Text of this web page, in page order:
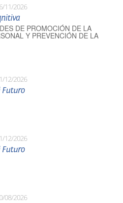
11/2026
DE PROMOCIÓN DE LA
Y PREVENCIÓN DE LA
12/2026
Futuro
12/2026
Futuro
08/2026